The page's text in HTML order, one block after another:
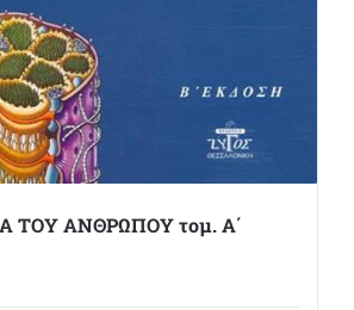
ΤΟΥ ΑΝΘΡΩΠΟΥ τομ. Α΄